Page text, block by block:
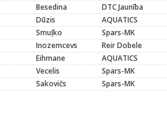
Besedina
DTC Jaunība
Dūzis
AQUATICS
Smuļko
Spars-MK
Inozemcevs
Reir Dobele
Eihmane
AQUATICS
Vecelis
Spars-MK
Sakovičs Spars-MK